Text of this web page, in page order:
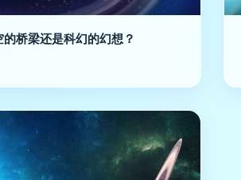
桥梁还是科幻的幻想？